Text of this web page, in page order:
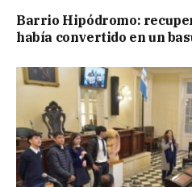
Barrio Hipódromo:
había convertido en un